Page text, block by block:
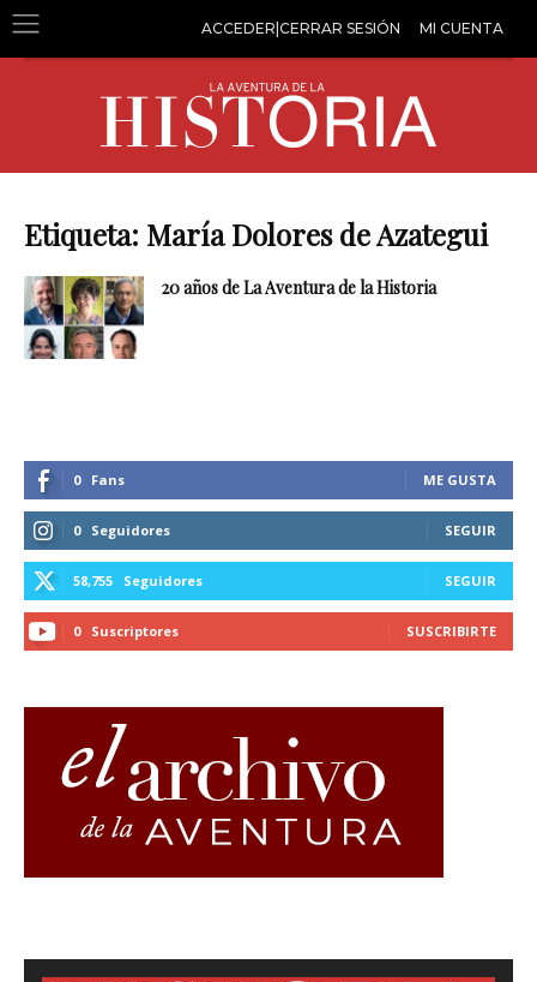
ACCEDER|CERRAR SESIÓN MI CUENTA
Etiqueta: María Dolores de Azategui
20 años de La Aventura de la Historia
0 Fans ME GUSTA
0 Seguidores SEGUIR
58,755 Seguidores SEGUIR
0 Suscriptores SUSCRIBIRTE